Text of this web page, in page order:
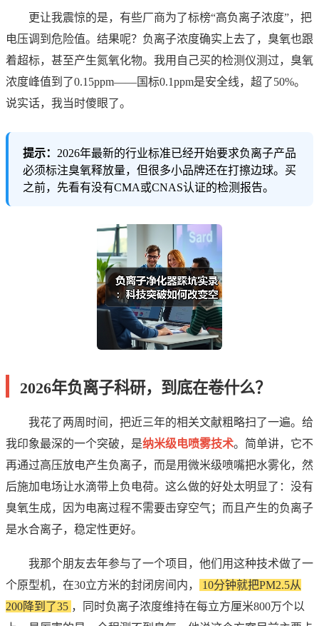
更让我震惊的是，有些厂商为了标榜“高负离子浓度”，把
电压调到危险值。结果呢？负离子浓度确实上去了，臭氧也跟
着超标，甚至产生氮氧化物。我用自己买的检测仪测过，臭氧
浓度峰值到了0.15ppm——国标0.1ppm是安全线，超了50%。
说实话，我当时傻眼了。
提示： 2026年最新的行业标准已经开始要求负离子产品
必须标注臭氧释放量，但很多小品牌还在打擦边球。买
之前，先看有没有CMA或CNAS认证的检测报告。
2026年负离子科研，到底在卷什么？
我花了两周时间，把近三年的相关文献粗略扫了一遍。给
我印象最深的一个突破，是纳米级电喷雾技术。简单讲，它不
再通过高压放电产生负离子，而是用微米级喷嘴把水雾化，然
后施加电场让水滴带上负电荷。这么做的好处太明显了：没有
臭氧生成，因为电离过程不需要击穿空气；而且产生的负离子
是水合离子，稳定性更好。
我那个朋友去年参与了一个项目，他们用这种技术做了一
个原型机，在30立方米的封闭房间内，
10分钟就把PM2.5从
200降到了35 ，同时负离子浓度维持在每立方厘米800万个以